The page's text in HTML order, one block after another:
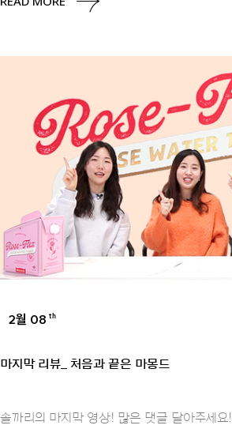
2월 08 th
마지막 리뷰_ 처음과 끝은 마몽드
솔까리의 마지막 영상! 많은 댓글 달아주세요!